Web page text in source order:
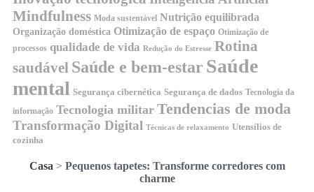
Mindfulness Moda sustentável Nutrição equilibrada
Organização doméstica Otimização de espaço Otimização de
processos qualidade de vida Redução do Estresse Rotina
saudável Saúde e bem-estar Saúde
mental Segurança cibernética Segurança de dados Tecnologia da
informação Tecnologia militar Tendencias de moda
Transformação Digital Técnicas de relaxamento Utensílios de
cozinha
Casa> Pequenos tapetes: Transforme corredores com
charme